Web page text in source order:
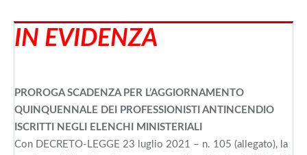
IN EVIDENZA
PROROGA SCADENZA PER L’AGGIORNAMENTO
QUINQUENNALE DEI PROFESSIONISTI ANTINCENDIO
ISCRITTI NEGLI ELENCHI MINISTERIALI
Con DECRETO-LEGGE 23 luglio 2021 – n. 105 (allegato), la